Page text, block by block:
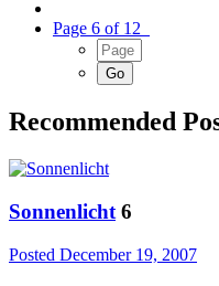
Page 6 of 12
Recommended
Sonnenlicht 6
Posted December 19, 2007